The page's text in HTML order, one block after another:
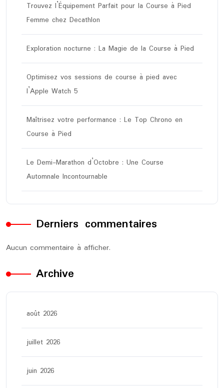
Trouvez l’Équipement Parfait pour la Course à Pied
Femme chez Decathlon
Exploration nocturne : La Magie de la Course à Pied
Optimisez vos sessions de course à pied avec
l’Apple Watch 5
Maîtrisez votre performance : Le Top Chrono en
Course à Pied
Le Demi-Marathon d’Octobre : Une Course
Automnale Incontournable
Derniers commentaires
Aucun commentaire à afficher.
Archive
août 2026
juillet 2026
juin 2026